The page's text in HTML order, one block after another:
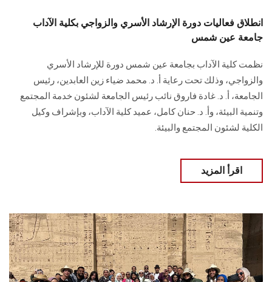
انطلاق فعاليات دورة الإرشاد الأسري والزواجي بكلية الآداب
جامعة عين شمس
نظمت كلية الآداب بجامعة عين شمس دورة للإرشاد الأسري
والزواجي، وذلك تحت رعاية أ. د. محمد ضياء زين العابدين، رئيس
الجامعة، أ. د. غادة فاروق نائب رئيس الجامعة لشئون خدمة المجتمع
وتنمية البيئة، وأ. د. حنان كامل، عميد كلية الآداب، وبإشراف وكيل
الكلية لشئون المجتمع والبيئة.
اقرأ المزيد